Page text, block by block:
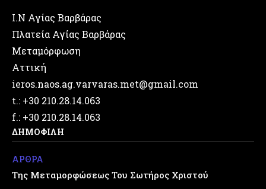
Ι.Ν Αγίας Βαρβάρας
Πλατεία Αγίας Βαρβάρας
Μεταμόρφωση
Αττική
ieros.naos.ag.varvaras.met@gmail.com
t.: +30 210.28.14.063
f.: +30 210.28.14.063
ΔΗΜΟΦΙΛΗ
ΑΡΘΡΑ
Της Μεταμορφώσεως Του Σωτήρος Χριστού